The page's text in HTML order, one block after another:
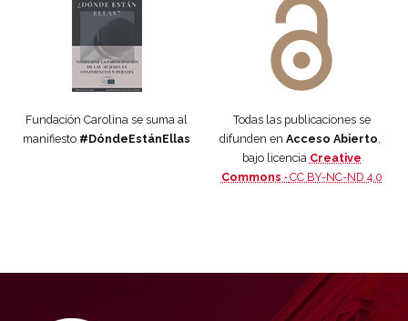
Fundación Carolina se suma al
manifiesto #DóndeEstánEllas
Todas las publicaciones se
difunden en Acceso Abierto,
bajo licencia Creative
Commons · CC BY-NC-ND 4.0